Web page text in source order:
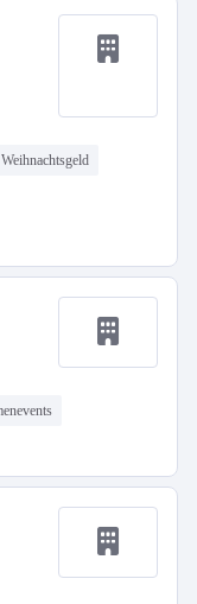
Weihnachtsgeld